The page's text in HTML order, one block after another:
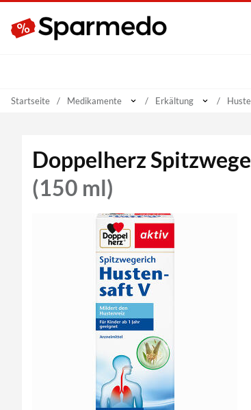
Startseite Medikamente Erkältung
Doppelherz
(150 ml)